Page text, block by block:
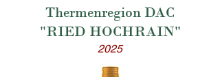
Thermenregion DAC
"RIED HOCHRAIN"
2025